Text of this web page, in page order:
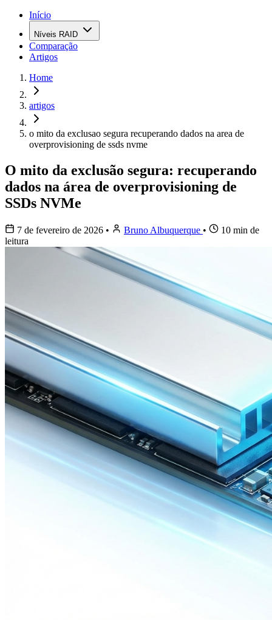
Início
Níveis RAID
Comparação
Artigos
Home
artigos
o mito da exclusao segura recuperando dados na area de
overprovisioning de ssds nvme
O mito da exclusão segura: recuperando
dados na área de overprovisioning de
SSDs NVMe
7 de fevereiro de 2026 • Bruno Albuquerque •
10 min de
leitura